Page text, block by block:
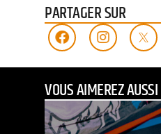
PARTAGER SUR
VOUS AIMEREZ AUSSI